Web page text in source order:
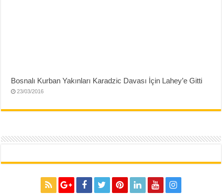
Bosnalı Kurban Yakınları Karadzic Davası İçin Lahey’e Gitti
23/03/2016